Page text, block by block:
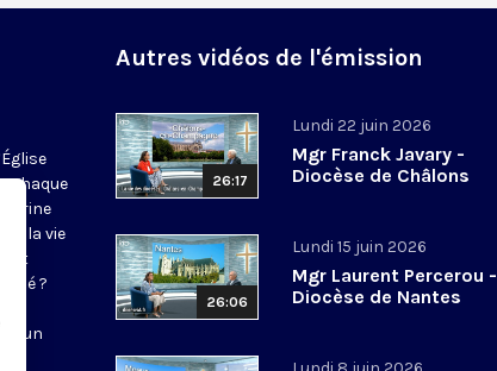
Chaque
la vie
?
un
Autres vidéos de l'émission
26:17
Lundi 22 juin 2026
Mgr Franck Javary -
Diocèse de Châlons
26:06
Lundi 15 juin 2026
Mgr Laurent Percerou -
Diocèse de Nantes